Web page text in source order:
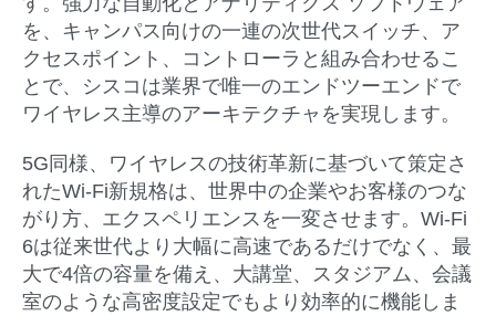
を、キャンパス向けの一連の次世代スイッチ、ア
クセスポイント、コントローラと組み合わせるこ
とで、シスコは業界で唯一のエンドツーエンドで
ワイヤレス主導のアーキテクチャを実現します。
5G同様、ワイヤレスの技術革新に基づいて策定さ
れたWi-Fi新規格は、世界中の企業やお客様のつな
がり方、エクスペリエンスを一変させます。Wi-Fi
6は従来世代より大幅に高速であるだけでなく、最
大で4倍の容量を備え、大講堂、スタジアム、会議
室のような高密度設定でもより効率的に機能しま